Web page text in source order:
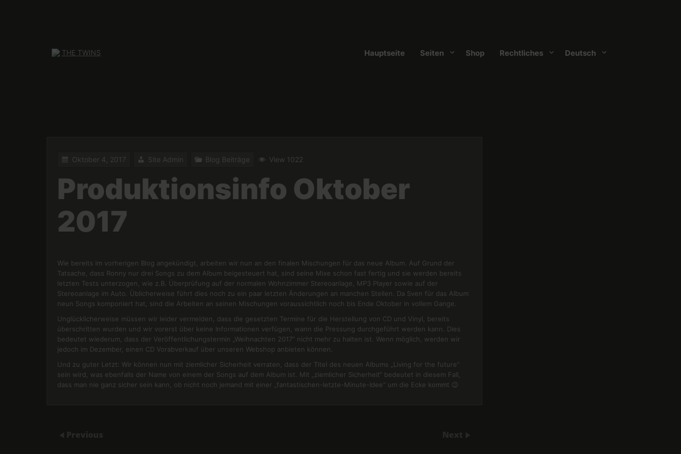
Hauptseite Seiten Shop Rechtliches Deutsch
Oktober 4, 2017 Site Admin Blog Beiträge View 1022
Produktionsinfo Oktober
2017
Wie bereits im vorherigen Blog angekündigt, arbeiten wir nun an den finalen Mischungen für das neue Album. Auf Grund der
Tatsache, dass Ronny nur drei Songs zu dem Album beigesteuert hat, sind seine Mixe schon fast fertig und sie werden bereits
letzten Tests unterzogen, wie z.B. Überprüfung auf der normalen Wohnzimmer Stereoanlage, MP3 Player sowie auf der
Stereoanlage im Auto. Üblicherweise führt dies noch zu ein paar letzten Änderungen an manchen Stellen. Da Sven für das Album
neun Songs komponiert hat, sind die Arbeiten an seinen Mischungen voraussichtlich noch bis Ende Oktober in vollem Gange.
Unglücklicherweise müssen wir leider vermelden, dass die gesetzten Termine für die Herstellung von CD und Vinyl, bereits
überschritten wurden und wir vorerst über keine Informationen verfügen, wann die Pressung durchgeführt werden kann. Dies
bedeutet wiederum, dass der Veröffentlichungstermin „Weihnachten 2017“ nicht mehr zu halten ist. Wenn möglich, werden wir
jedoch im Dezember, einen CD Vorabverkauf über unseren Webshop anbieten können.
Und zu guter Letzt: Wir können nun mit ziemlicher Sicherheit verraten, dass der Titel des neuen Albums „Living for the future“
sein wird, was ebenfalls der Name von einem der Songs auf dem Album ist. Mit „ziemlicher Sicherheit“ bedeutet in diesem Fall,
dass man nie ganz sicher sein kann, ob nicht noch jemand mit einer „fantastischen-letzte-Minute-Idee“ um die Ecke kommt 😉